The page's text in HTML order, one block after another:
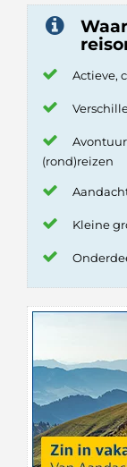
Actieve,
(rond)reizen
Kleine